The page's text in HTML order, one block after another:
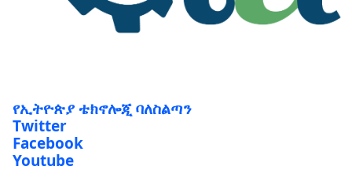
የኢትዮጵያ ቴክኖሎጂ ባለስልጣን
Twitter
Facebook
Youtube